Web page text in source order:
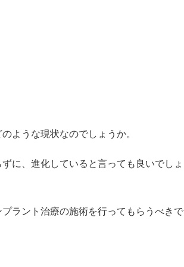
ような現状なのでしょうか。
に、進化していると言っても良いでしょ
ラント治療の施術を行ってもらうべきで